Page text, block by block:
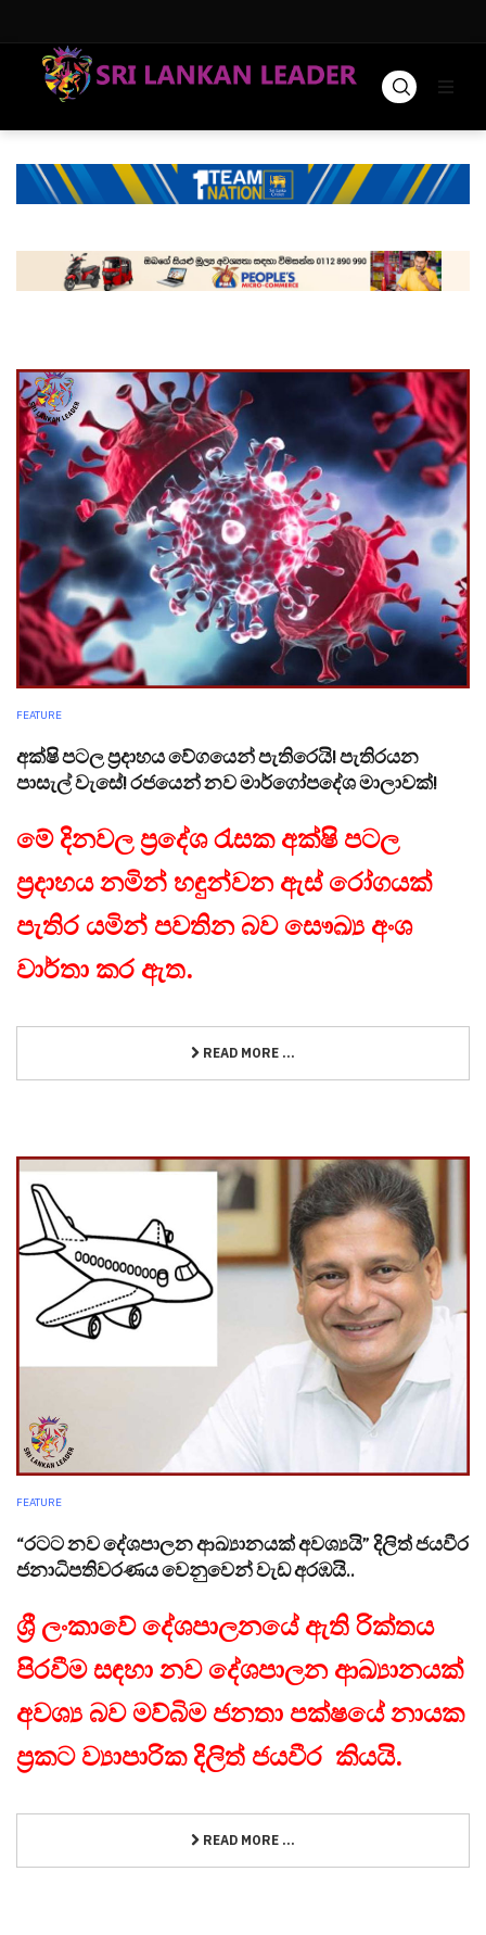
FEATURE
අක්ෂි පටල ප්‍රදාහය වේගයෙන් පැතිරෙයි! පැතිරයන
පාසැල් වැසේ! රජයෙන් නව මාර්ගෝපදේශ මාලාවක්!
මේ දිනවල ප්‍රදේශ රැසක අක්ෂි පටල
ප්‍රදාහය නමින් හඳුන්වන ඇස් රෝගයක්
පැතිර යමින් පවතින බව සෞඛ්‍ය අංශ
වාර්තා කර ඇත.
READ MORE ...
FEATURE
“රටට නව දේශපාලන ආඛ්‍යානයක් අවශ්‍යයි” දිලිත් ජයවීර
ජනාධිපතිවරණය වෙනුවෙන් වැඩ අරඹයි..
ශ්‍රී ලංකාවේ දේශපාලනයේ ඇති රික්තය
පිරවීම සඳහා නව දේශපාලන ආඛ්‍යානයක්
අවශ්‍ය බව ‍මව්බිම ජනතා පක්ෂයේ නායක
ප‍්‍රකට ව්‍යාපාරික දිලිත් ජයවීර කියයි.
READ MORE ...